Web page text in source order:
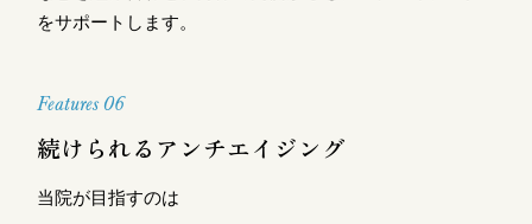
をサポートします。
Features 06
続けられるアンチエイジング
当院が目指すのは